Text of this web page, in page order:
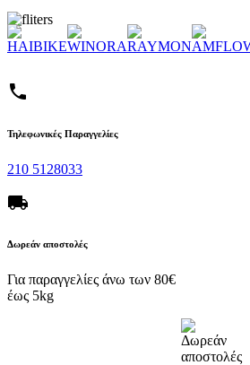
phone
Τηλεφωνικές Παραγγελίες
210 5128033
local_shipping
Δωρεάν αποστολές
Για παραγγελίες άνω των 80€
έως 5kg